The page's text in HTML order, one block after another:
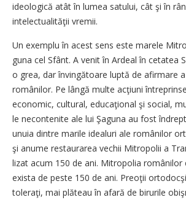
ideologică atât în lumea satului, cât şi în
intelectualităţii vremii.
Un exemplu în acest sens este marele
guna cel Sfânt. A venit în Ar­deal în cetatea
o grea, dar învingătoare lup­tă de afirmare
românilor. Pe lângă multe acţiuni
economic, cultural, educaţional şi social,
le necontenite ale lui Şaguna au fost
unuia dintre marile idealuri ale românilor
şi anume restaurarea vechii Mi­tro­polii a
li­zat acum 150 de ani. Mi­tro­po­lia
exista de peste 150 de ani. Pre­­o­ţii
toleraţi, mai plăteau în afară de birurile